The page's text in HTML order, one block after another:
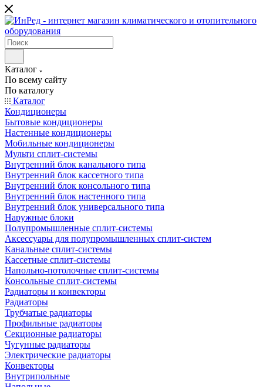
Каталог
По всему сайту
По каталогу
Каталог
Кондиционеры
Бытовые кондиционеры
Настенные кондиционеры
Мобильные кондиционеры
Мульти сплит-системы
Внутренний блок канального типа
Внутренний блок кассетного типа
Внутренний блок консольного типа
Внутренний блок настенного типа
Внутренний блок универсального типа
Наружные блоки
Полупромышленные сплит-системы
Аксессуары для полупромышленных сплит-систем
Канальные сплит-системы
Кассетные сплит-системы
Напольно-потолочные сплит-системы
Консольные сплит-системы
Радиаторы и конвекторы
Радиаторы
Трубчатые радиаторы
Профильные радиаторы
Секционные радиаторы
Чугунные радиаторы
Электрические радиаторы
Конвекторы
Внутрипольные